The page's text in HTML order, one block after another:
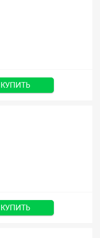
КУПИТЬ
КУПИТЬ